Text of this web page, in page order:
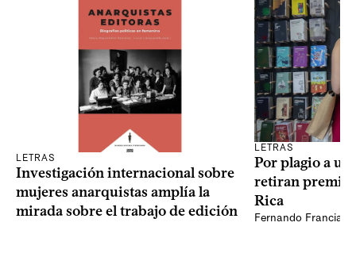
LETRAS
Investigación internacional sobre
mujeres anarquistas amplía la
mirada sobre el trabajo de edición
LETRAS
Por plagio a
retiran premio
Rica
Fernando Francia,